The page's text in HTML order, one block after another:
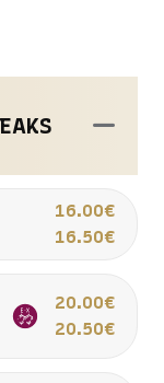
16.00€
16.50€
20.00€
20.50€